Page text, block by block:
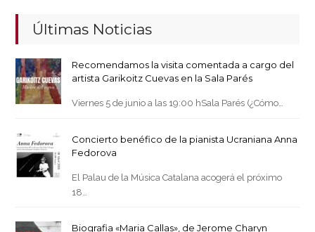
Últimas Noticias
Recomendamos la visita comentada a cargo del
artista Garikoitz Cuevas en la Sala Parés
Viernes 5 de junio a las 19:00 hSala Parés (¿Cómo…
Concierto benéfico de la pianista Ucraniana Anna
Fedorova
El Palau de la Música Catalana acogerá el próximo
18…
Biografia «Maria Callas», de Jerome Charyn